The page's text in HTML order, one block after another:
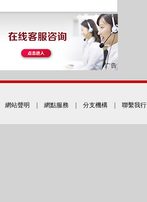
網站聲明 網點服務 分支機構 聯繫我行